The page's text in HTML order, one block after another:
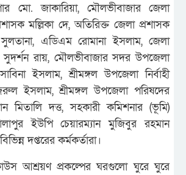
মো. জাকারিয়া, মৌলভীবাজার জেলা
মল্লিকা দে, অতিরিক্ত জেলা প্রশাসক
সুলতানা, এডিএম রোমানা ইসলাম, জেলা
রায়, মৌলভীবাজার সদর উপজেলা
ইসলাম, শ্রীমঙ্গল উপজেলা নির্বাহী
ইসলাম, শ্রীমঙ্গল উপজেলা পরিষদের
মিতালি দত্ত, সহকারী কমিশনার (ভূমি)
ইউপি চেয়ারম্যান মুজিবুর রহমান
দপ্তরের কর্মকর্তারা।
আশ্রয়ণ প্রকল্পের ঘরগুলো ঘুরে ঘুরে